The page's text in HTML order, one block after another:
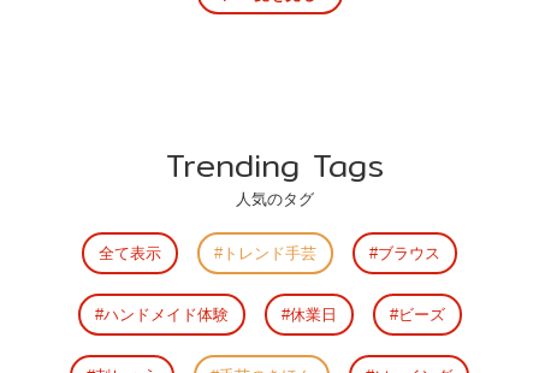
Trending Tags
人気のタグ
全て表示 トレンド手芸 ブラウス
ハンドメイド体験 休業日 ビーズ